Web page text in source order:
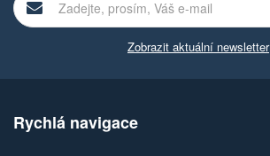
Zobrazit aktuální newsletter
Rychlá navigace